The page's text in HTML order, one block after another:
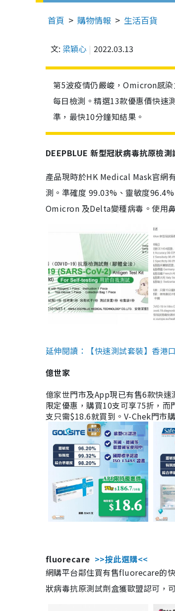
首頁 購物情報 生活百貨
文: 梁穎心 2022.03.13
第5波疫情仍嚴峻，Omicron感
每日檢測。精選13款優惠價快速
準，最快10分鐘知結果。
DEEPBLUE 新型冠狀病毒抗原檢測
產品現時於HK Medical Mask官網
測。準確度 99.03%、靈敏度
Omicron 及Delta變種病毒。使用
延伸閱讀：【快速測試套裝】香
億世家
億家世門市及App現已有售6款快
限定優惠，購買10支可享75折，
支只需$18.6就買到。V-Chek門市
fluorecare >>按此選購<<
網購平台鄰住買有售fluorecare的
狀病毒抗原測試劑盒獲歐盟認可，